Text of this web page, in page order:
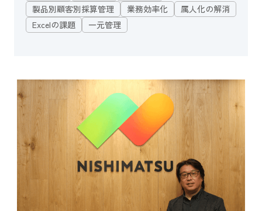
製品別顧客別採算管理
業務効率化
属人化の解消
Excelの課題
一元管理